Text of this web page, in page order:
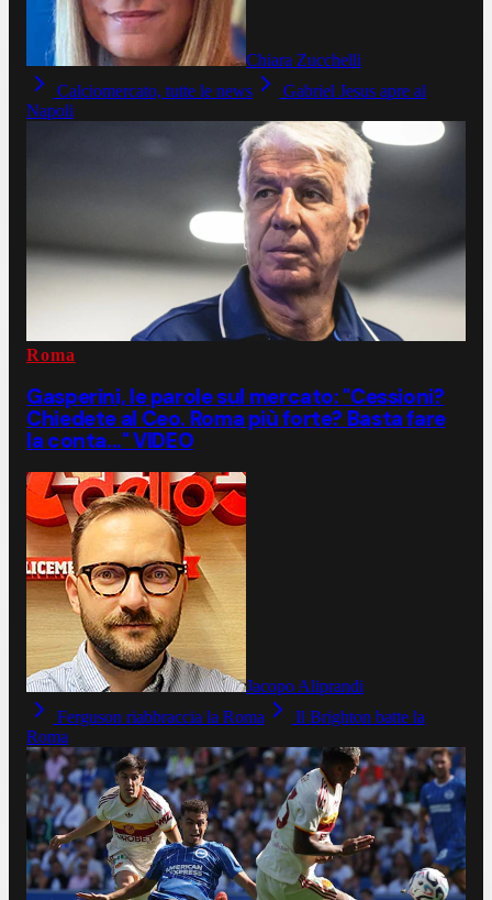
Chiara Zucchelli
Calciomercato, tutte le news
Gabriel Jesus apre al
Napoli
Roma
Gasperini, le parole sul mercato: "Cessioni?
Chiedete al Ceo. Roma più forte? Basta fare
la conta..." VIDEO
Jacopo Aliprandi
Ferguson riabbraccia la Roma
Il Brighton batte la
Roma